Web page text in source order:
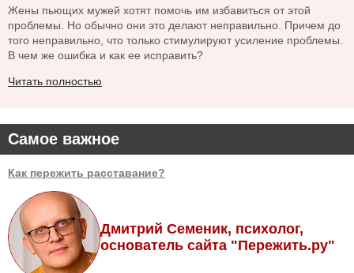
Самое важное
Как пережить расставание?
Дмитрий Семеник, психолог,
основатель сайта "Пережить.ру"
Жены пьющих мужей хотят помочь им избавиться от этой
проблемы. Но обычно они это делают неправильно. Причем до
того неправильно, что только стимулируют усиление проблемы.
В чем же ошибка и как ее исправить?
Читать полностью